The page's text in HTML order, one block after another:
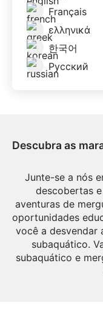
Français
ελληνικά
한국어
Русский
Descubra as
Junte-se a nós
descobertas
aventuras de
oportunidades
você a desvendar
subaquático.
subaquático e